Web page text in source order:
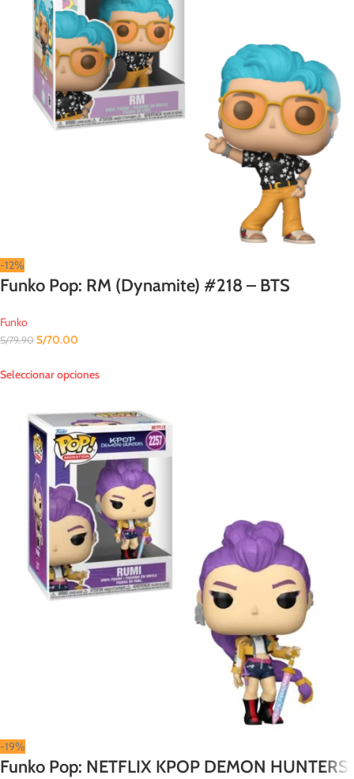
-12%
Funko Pop: RM (Dynamite) #218 – BTS
Funko
S/79.90 S/70.00
Seleccionar opciones
-19%
Funko Pop: NETFLIX KPOP DEMON HUNTERS